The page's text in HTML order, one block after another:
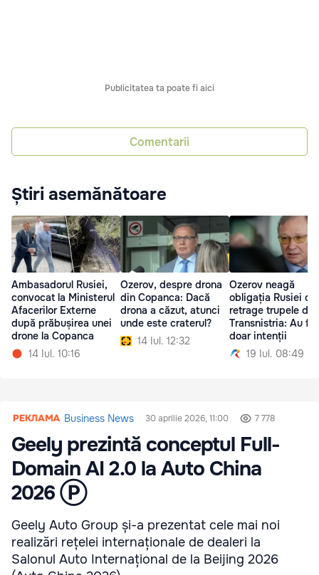
Publicitatea ta poate fi aici
Comentarii
Știri asemănătoare
Ambasadorul Rusiei,
convocat la Ministerul
Afacerilor Externe
după prăbușirea unei
drone la Copanca
14 Iul. 10:16
Ozerov, despre drona
din Copanca: Dacă
drona a căzut, atunci
unde este craterul?
14 Iul. 12:32
Ozerov neagă
obligația Rusiei
retrage trupele din
Transnistria: Au
doar intenții
19 Iul. 08:49
Business News 30 aprilie 2026, 11:00 7 778
Geely prezintă conceptul Full-
Domain AI 2.0 la Auto China
2026 Ⓟ
Geely Auto Group și-a prezentat cele mai noi
realizări rețelei internaționale de dealeri la
Salonul Auto Internațional de la Beijing 2026